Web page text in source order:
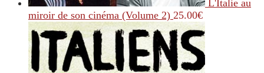
L'Italie au
miroir de son cinéma (Volume 2) 25.00€